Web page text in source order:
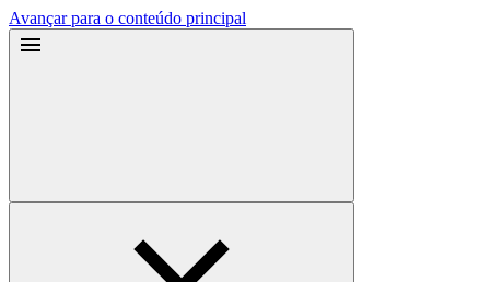
Avançar para o conteúdo principal